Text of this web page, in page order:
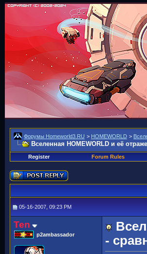
Форумы Homeworld3.RU > HOMEWORLD >
Вселенная HOMEWORLD и её
Register Forum Rules
05-16-2007, 09:23 PM
Ten
p2ambassador
-